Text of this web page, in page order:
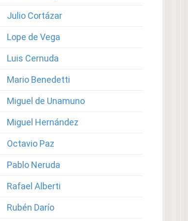
Julio Cortázar
Lope de Vega
Luis Cernuda
Mario Benedetti
Miguel de Unamuno
Miguel Hernández
Octavio Paz
Pablo Neruda
Rafael Alberti
Rubén Darío